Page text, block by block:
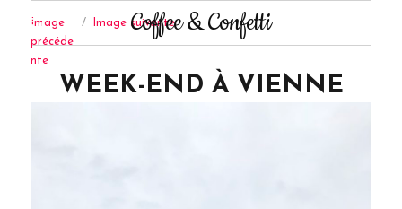
Coffee & Confetti
Image
précéde
nte
Image suivante
WEEK-END À VIENNE